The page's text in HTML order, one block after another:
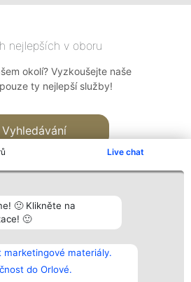
Live chat
🙂 Klikněte na
🙂
materiály.
do Orlové.
nejlepších v oboru
okolí? Vyzkoušejte naše
ty nejlepší služby!
Vyhledávání
Vítězové
Seznam všech
laureátů
Zásady
Kontakt